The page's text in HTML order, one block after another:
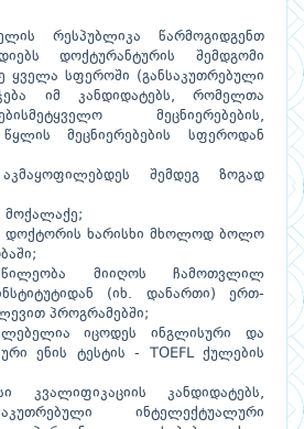
რესპუბლიკა წარმოგიდგენთ
დოქტურანტურის შემდგომი
ყველა სფეროში (განსაკუთრებული
იმ კანდიდატებს, რომელთა
მეცნიერებების,
მეცნიერებების სფეროდან
შემდეგ ზოგად
მოქალაქე;
დოქტორის ხარისხი მხოლოდ ბოლო
მიიღოს ჩამოთვლილ
ინსტიტუტიდან (იხ. დანართი) ერთ-
პროგრამებში;
იცოდეს ინგლისური და
ენის ტესტის - TOEFL ქულების
კვალიფიკაციის კანდიდატებს,
ინტელექტუალური